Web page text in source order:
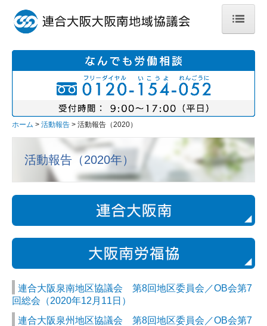
地域・地区紹介
大阪南地域協議会
堺地区協議会
泉州地区協議会
泉南地区協議会
社会貢献活動のご紹介
か行
さ行
た‐な行
ホーム 活動報告 活動報告（2020）
活動報告（2020年）
連合大阪泉南地区協議会 第8回地区委員会／OB会第7
回総会（2020年12月11日）
連合大阪泉州地区協議会 第8回地区委員会／OB会第7